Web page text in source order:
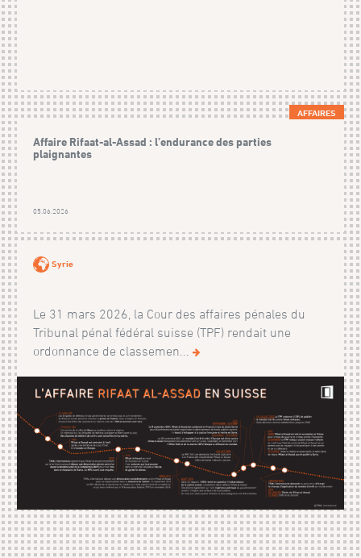
AFFAIRES
Affaire Rifaat-al-Assad : l’endurance des parties
plaignantes
05.06.2026
Syrie
Le 31 mars 2026, la Cour des affaires pénales du
Tribunal pénal fédéral suisse (TPF) rendait une
ordonnance de classemen...